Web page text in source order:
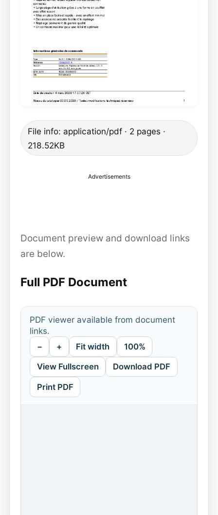
File info: application/pdf · 2 pages ·
218.52KB
Advertisements
Document preview and download links
are below.
Full PDF Document
PDF viewer available from document
links.
− + Fit width 100%
View Fullscreen Download PDF
Print PDF